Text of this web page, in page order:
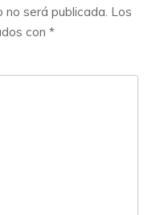
no será publicada. Los
con*